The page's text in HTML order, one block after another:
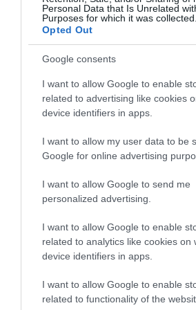
Personal Data that Is Unrelated
Purposes for which it was collected.
Opted Out
Google consents
I want to allow Google to enable
related to advertising like cookies
device identifiers in apps.
I want to allow my user data to be
Google for online advertising
I want to allow Google to send me
personalized advertising.
I want to allow Google to enable
related to analytics like cookies on
device identifiers in apps.
I want to allow Google to enable
related to functionality of the
Kép és a videó forrása: https://
v=0AP0D1gT07Y
Összegzés: új korszak
magyar irodalomban
Krasznahorkai Nobel-díja mérföldkő.
magyar irodalom egyik
alakja.Gratulálunk ehhez a hatalmas